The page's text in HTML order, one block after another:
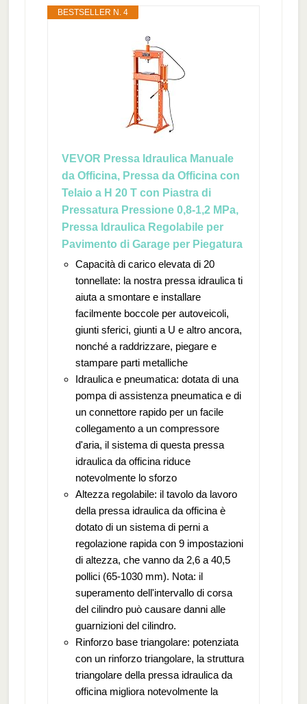
BESTSELLER N. 4
VEVOR Pressa Idraulica Manuale
da Officina, Pressa da Officina con
Telaio a H 20 T con Piastra di
Pressatura Pressione 0,8-1,2 MPa,
Pressa Idraulica Regolabile per
Pavimento di Garage per Piegatura
Capacità di carico elevata di 20
tonnellate: la nostra pressa idraulica ti
aiuta a smontare e installare
facilmente boccole per autoveicoli,
giunti sferici, giunti a U e altro ancora,
nonché a raddrizzare, piegare e
stampare parti metalliche
Idraulica e pneumatica: dotata di una
pompa di assistenza pneumatica e di
un connettore rapido per un facile
collegamento a un compressore
d'aria, il sistema di questa pressa
idraulica da officina riduce
notevolmente lo sforzo
Altezza regolabile: il tavolo da lavoro
della pressa idraulica da officina è
dotato di un sistema di perni a
regolazione rapida con 9 impostazioni
di altezza, che vanno da 2,6 a 40,5
pollici (65-1030 mm). Nota: il
superamento dell'intervallo di corsa
del cilindro può causare danni alle
guarnizioni del cilindro.
Rinforzo base triangolare: potenziata
con un rinforzo triangolare, la struttura
triangolare della pressa idraulica da
officina migliora notevolmente la